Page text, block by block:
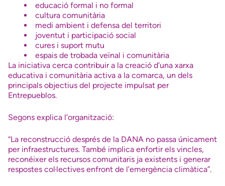
educació formal i no formal
cultura comunitària
medi ambient i defensa del territori
joventut i participació social
cures i suport mutu
espais de trobada veïnal i comunitària
La iniciativa cerca contribuir a la creació d’una xarxa
educativa i comunitària activa a la comarca, un dels
principals objectius del projecte impulsat per
Entrepueblos.
Segons explica l’organització:
“La reconstrucció després de la DANA no passa únicament
per infraestructures. També implica enfortir els vincles,
reconéixer els recursos comunitaris ja existents i generar
respostes col·lectives enfront de l’emergència climàtica”.